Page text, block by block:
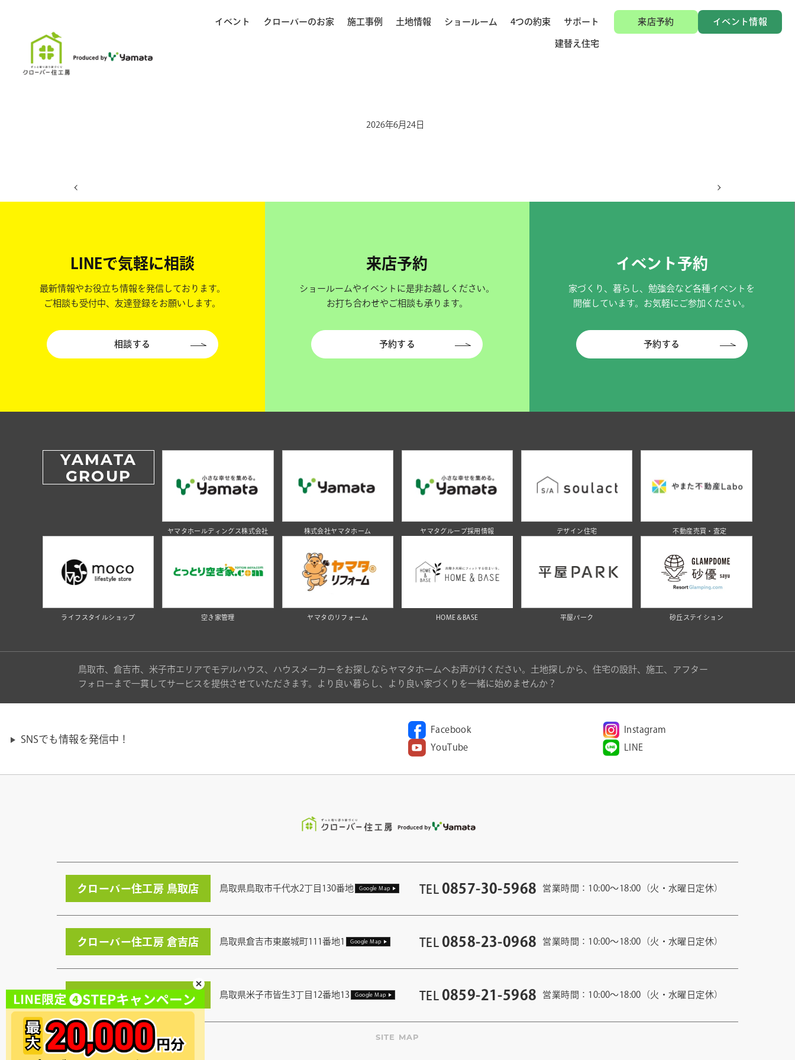
イベント クローバーのお家 施工事例 土地情報 ショールーム 4つの約束 サポート
建替え住宅
来店予約 イベント情報
ホーム イベント日程
2026年6月24日
LINEで気軽に相談
最新情報やお役立ち情報を発信しております。
ご相談も受付中、友達登録をお願いします。
相談する
来店予約
ショールームやイベントに是非お越しください。
お打ち合わせやご相談も承ります。
予約する
イベント予約
家づくり、暮らし、勉強会など各種イベントを
開催しています。お気軽にご参加ください。
予約する
YAMATA
GROUP
ヤマタホールディングス株式会社 株式会社ヤマタホーム ヤマタグループ採用情報 デザイン住宅 不動産売買・査定
ライフスタイルショップ 空き家管理 ヤマタのリフォーム HOME＆BASE 平屋パーク 砂丘ステイション
鳥取市、倉吉市、米子市エリアでモデルハウス、ハウスメーカーをお探しならヤマタホームへお声がけください。土地探しから、住宅の設計、施工、アフター
フォローまで一貫してサービスを提供させていただきます。より良い暮らし、より良い家づくりを一緒に始めませんか？
SNSでも情報を発信中！
Facebook
Instagram
YouTube
LINE
クローバー住工房 鳥取店 鳥取県鳥取市千代水2丁目130番地 Google Map TEL 0857-30-5968 営業時間：10:00〜18:00（火・水曜日定休）
クローバー住工房 倉吉店 鳥取県倉吉市東巌城町111番地1 Google Map TEL 0858-23-0968 営業時間：10:00〜18:00（火・水曜日定休）
クローバー住工房 米子店 鳥取県米子市皆生3丁目12番地13 Google Map TEL 0859-21-5968 営業時間：10:00〜18:00（火・水曜日定休）
SITE MAP